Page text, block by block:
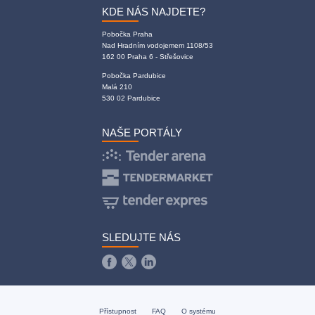
KDE NÁS NAJDETE?
Pobočka Praha
Nad Hradním vodojemem 1108/53
162 00 Praha 6 - Střešovice
Pobočka Pardubice
Malá 210
530 02 Pardubice
NAŠE PORTÁLY
SLEDUJTE NÁS
Přístupnost FAQ O systému